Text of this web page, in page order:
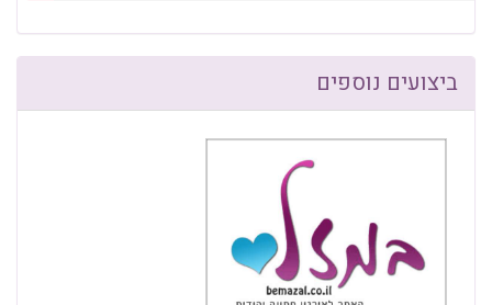
ביצועים נוספים